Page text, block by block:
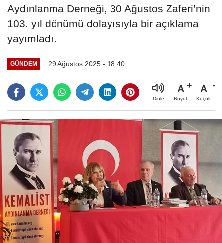
Aydınlanma Derneği, 30 Ağustos Zaferi’nin
103. yıl dönümü dolayısıyla bir açıklama
yayımladı.
GÜNDEM 29 Ağustos 2025 - 18:40
Dinle
A
Büyüt
A
Küçült